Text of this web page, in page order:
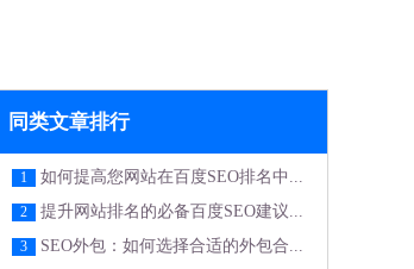
同类文章排行
1 如何提高您网站在百度SEO排名中...
2 提升网站排名的必备百度SEO建议...
3 SEO外包：如何选择合适的外包合...